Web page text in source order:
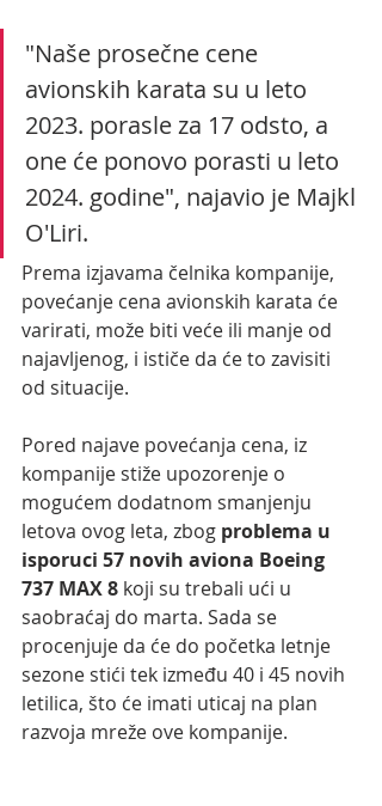
"Naše prosečne cene
avionskih karata su u leto
2023. porasle za 17 odsto, a
one će ponovo porasti u leto
2024. godine", najavio je Majkl
O'Liri.
Prema izjavama čelnika kompanije,
povećanje cena avionskih karata će
varirati, može biti veće ili manje od
najavljenog, i ističe da će to zavisiti
od situacije.
Pored najave povećanja cena, iz
kompanije stiže upozorenje o
mogućem dodatnom smanjenju
letova ovog leta, zbog problema u
isporuci 57 novih aviona Boeing
737 MAX 8 koji su trebali ući u
saobraćaj do marta. Sada se
procenjuje da će do početka letnje
sezone stići tek između 40 i 45 novih
letilica, što će imati uticaj na plan
razvoja mreže ove kompanije.